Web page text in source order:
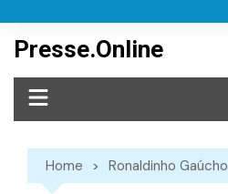
content
Presse.Online
Home Ronaldinho Gaúcho